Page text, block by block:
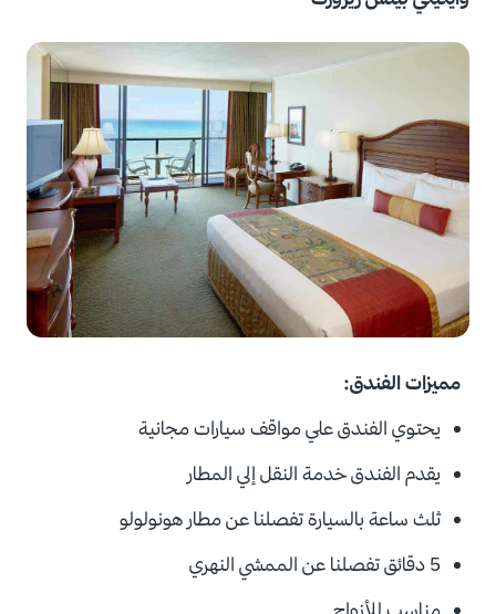
مميزات الفندق:
يحتوي الفندق علي مواقف سيارات مجانية
يقدم الفندق خدمة النقل إلي المطار
ثلث ساعة بالسيارة تفصلنا عن مطار هونولولو
5 دقائق تفصلنا عن الممشي النهري
مناسب للأزواج